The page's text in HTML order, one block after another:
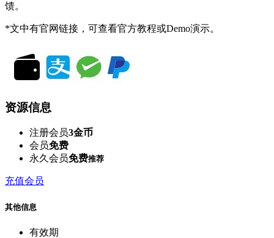
馈。
*文中有官网链接，可查看官方教程或Demo演示。
资源信息
注册会员3金币
会员免费
永久会员免费推荐
充值会员
其他信息
有效期